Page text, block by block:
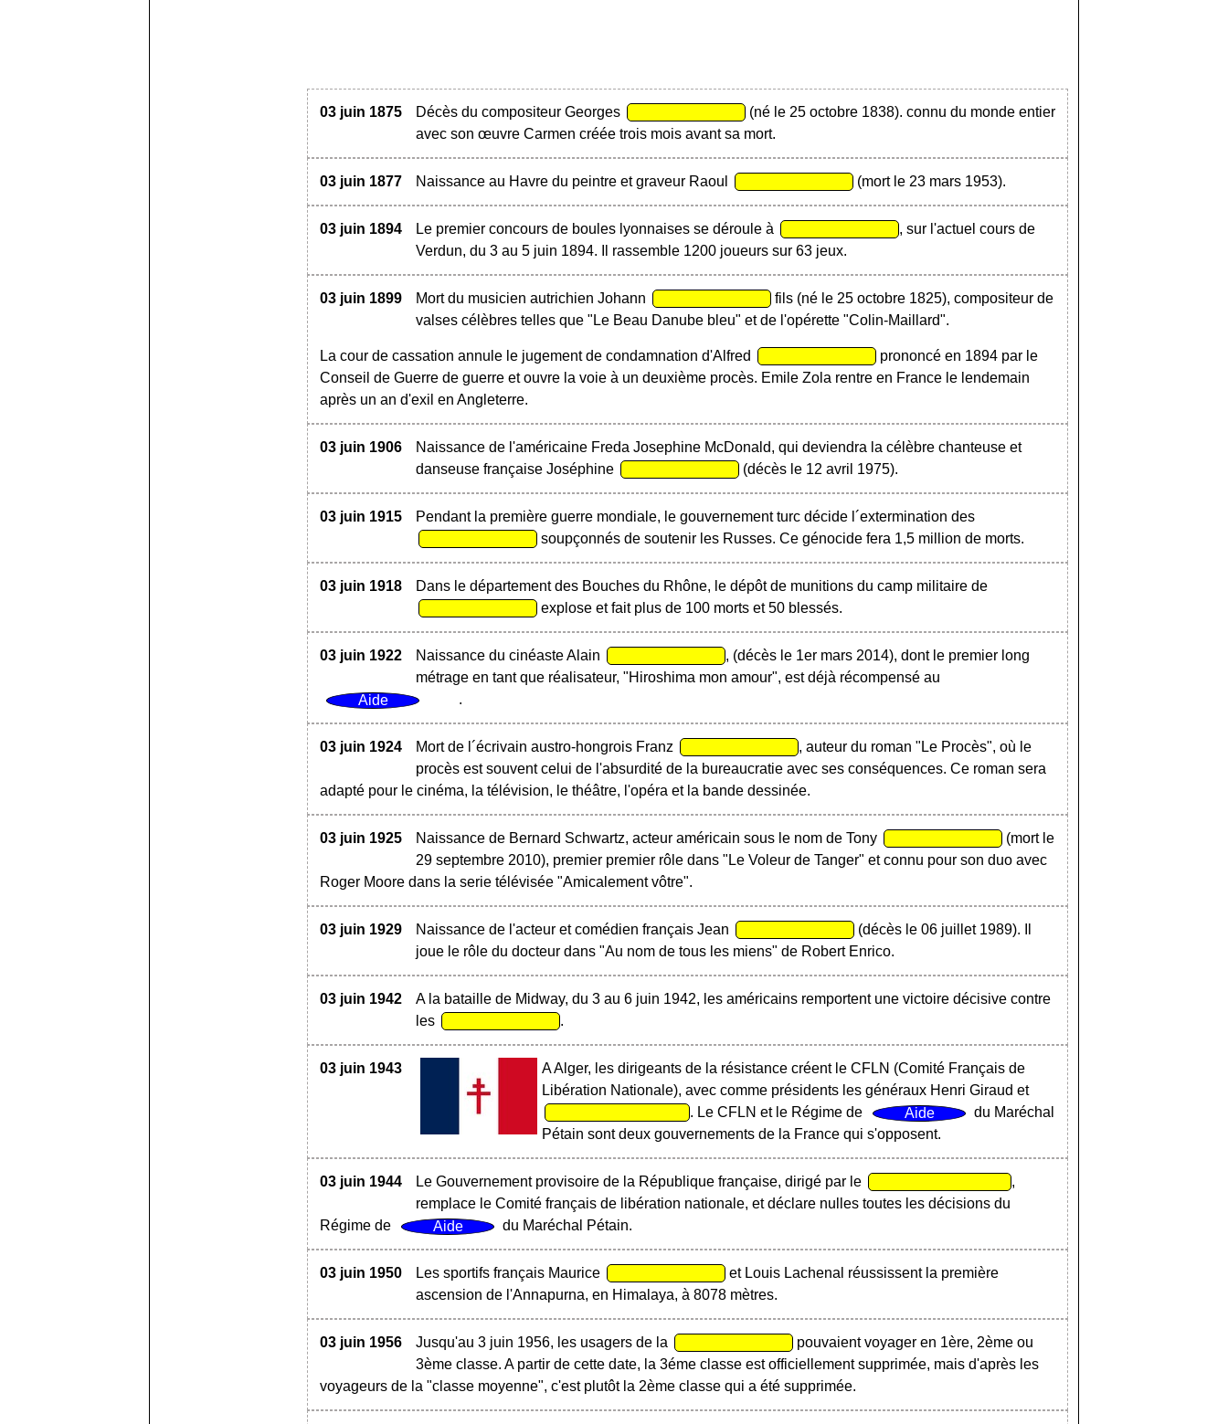
03 juin 1875 Décès du compositeur Georges
(né le 25 octobre 1838). connu du monde entier
avec son œuvre Carmen créée trois mois avant sa mort.
03 juin 1877 Naissance au Havre du peintre et graveur Raoul (mort le 23 mars 1953).
03 juin 1894 Le premier concours de boules lyonnaises se déroule à
, sur l'actuel cours de
Verdun, du 3 au 5 juin 1894. Il rassemble 1200 joueurs sur 63 jeux.
03 juin 1899 Mort du musicien autrichien Johann
fils (né le 25 octobre 1825), compositeur de
valses célèbres telles que "Le Beau Danube bleu" et de l'opérette "Colin-Maillard".
La cour de cassation annule le jugement de condamnation d'Alfred
prononcé en 1894 par le
Conseil de Guerre de guerre et ouvre la voie à un deuxième procès. Emile Zola rentre en France le lendemain
après un an d'exil en Angleterre.
03 juin 1906
Naissance de l'américaine Freda Josephine McDonald, qui deviendra la célèbre chanteuse et
danseuse française Joséphine
(décès le 12 avril 1975).
03 juin 1915
Pendant la première guerre mondiale, le gouvernement turc décide l´extermination des
soupçonnés de soutenir les Russes. Ce génocide fera 1,5 million de morts.
03 juin 1918
Dans le département des Bouches du Rhône, le dépôt de munitions du camp militaire de
explose et fait plus de 100 morts et 50 blessés.
03 juin 1922 Naissance du cinéaste Alain
, (décès le 1er mars 2014), dont le premier long
métrage en tant que réalisateur, "Hiroshima mon amour", est déjà récompensé au
.
03 juin 1924 Mort de l´écrivain austro-hongrois Franz
, auteur du roman "Le Procès", où le
procès est souvent celui de l'absurdité de la bureaucratie avec ses conséquences. Ce roman sera
adapté pour le cinéma, la télévision, le théâtre, l'opéra et la bande dessinée.
03 juin 1925 Naissance de Bernard Schwartz, acteur américain sous le nom de Tony
(mort le
29 septembre 2010), premier premier rôle dans "Le Voleur de Tanger" et connu pour son duo avec
Roger Moore dans la serie télévisée "Amicalement vôtre".
03 juin 1929 Naissance de l'acteur et comédien français Jean
(décès le 06 juillet 1989). Il
joue le rôle du docteur dans "Au nom de tous les miens" de Robert Enrico.
03 juin 1942
A la bataille de Midway, du 3 au 6 juin 1942, les américains remportent une victoire décisive contre
les
.
03 juin 1943
A Alger, les dirigeants de la résistance créent le CFLN (Comité Français de
Libération Nationale), avec comme présidents les généraux Henri Giraud et
. Le CFLN et le Régime de
du Maréchal
Pétain sont deux gouvernements de la France qui s'opposent.
03 juin 1944 Le Gouvernement provisoire de la République française, dirigé par le
,
remplace le Comité français de libération nationale, et déclare nulles toutes les décisions du
Régime de
du Maréchal Pétain.
03 juin 1950 Les sportifs français Maurice
et Louis Lachenal réussissent la première
ascension de l'Annapurna, en Himalaya, à 8078 mètres.
03 juin 1956 Jusqu'au 3 juin 1956, les usagers de la
pouvaient voyager en 1ère, 2ème ou
3ème classe. A partir de cette date, la 3éme classe est officiellement supprimée, mais d'après les
voyageurs de la "classe moyenne", c'est plutôt la 2ème classe qui a été supprimée.